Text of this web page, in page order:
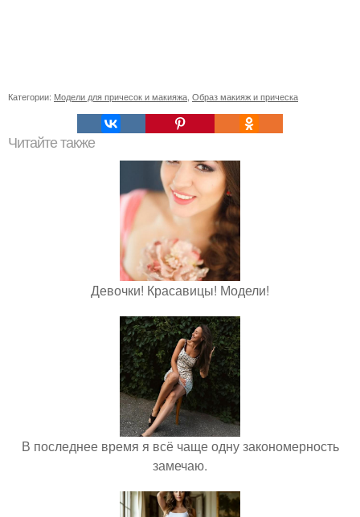
Категории: Модели для причесок и макияжа, Образ макияж и прическа
Читайте также
Девочки! Красавицы! Модели!
В последнее время я всё чаще одну закономерность
замечаю.